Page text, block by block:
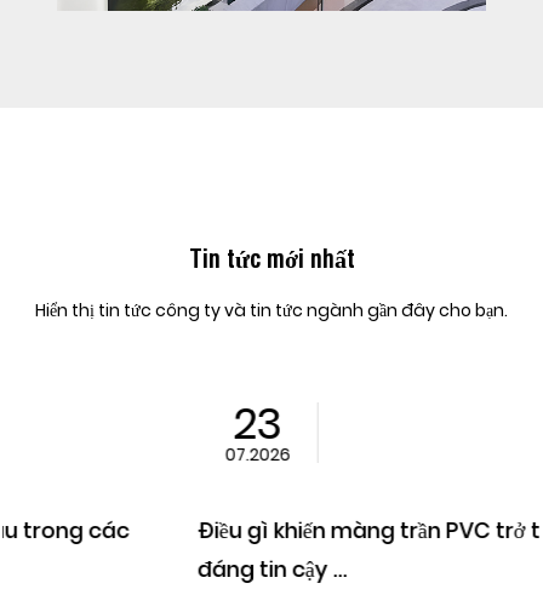
Tin tức mới nhất
Hiển thị tin tức công ty và tin tức ngành gần đây cho bạn.
Điều gì khiến màng trần PVC trở thành vật liệu